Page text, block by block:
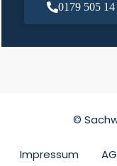
0179 505 14
©
Impressum